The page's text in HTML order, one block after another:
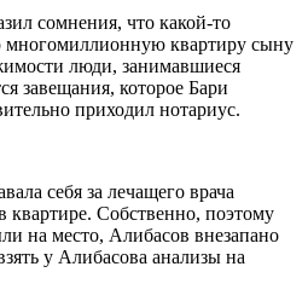
сомнения, что какой-то
многомиллионную квартиру сыну
люди, занимавшиеся
завещания, которое Бари
приходил нотариус.
себя за лечащего врача
Собственно, поэтому
на место, Алибасов внезапано
у Алибасова анализы на